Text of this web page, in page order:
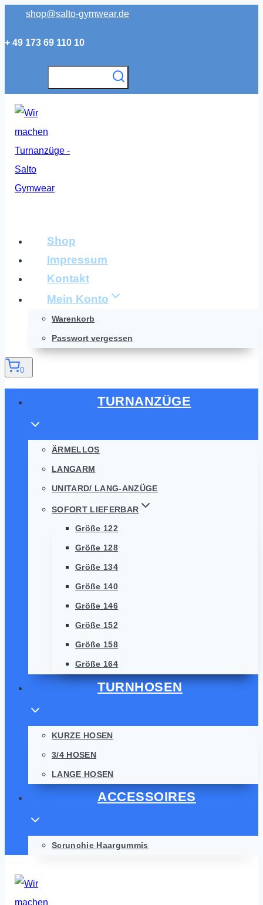
shop@salto-gymwear.de
+ 49 173 69 110 10
Shop
Impressum
Kontakt
Mein Konto
Warenkorb
Passwort vergessen
0
TURNANZÜGE
ÄRMELLOS
LANGARM
UNITARD/ LANG-ANZÜGE
SOFORT LIEFERBAR
Größe 122
Größe 128
Größe 134
Größe 140
Größe 146
Größe 152
Größe 158
Größe 164
TURNHOSEN
KURZE HOSEN
3/4 HOSEN
LANGE HOSEN
ACCESSOIRES
Scrunchie Haargummis